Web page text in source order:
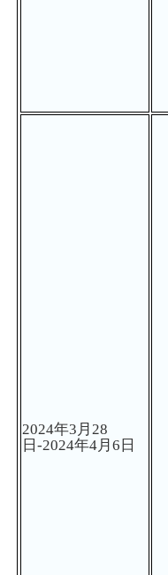
2024年3 月 28
日-2024年4月6 日